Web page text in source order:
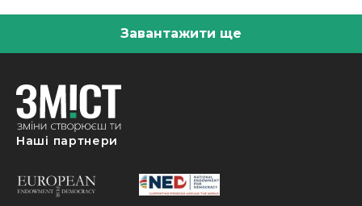
Завантажити ще
Наші партнери